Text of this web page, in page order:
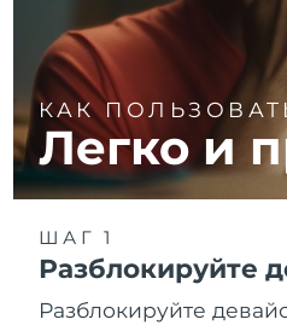
КАК
Легко и
ШАГ 1
Разблокируйте
Разблокируйте